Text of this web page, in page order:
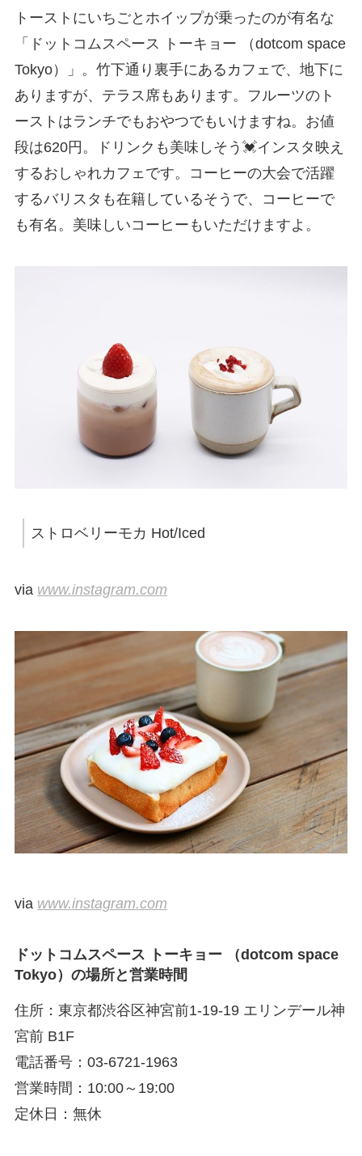
トーストにいちごとホイップが乗ったのが有名な
「ドットコムスペース トーキョー （dotcom space
Tokyo）」。竹下通り裏手にあるカフェで、地下に
ありますが、テラス席もあります。フルーツのト
ーストはランチでもおやつでもいけますね。お値
段は620円。ドリンクも美味しそう💓インスタ映え
するおしゃれカフェです。コーヒーの大会で活躍
するバリスタも在籍しているそうで、コーヒーで
も有名。美味しいコーヒーもいただけますよ。
ストロベリーモカ Hot/Iced
via www.instagram.com
via www.instagram.com
ドットコムスペース トーキョー （dotcom space
Tokyo）の場所と営業時間
住所：東京都渋谷区神宮前1-19-19 エリンデール神
宮前 B1F
電話番号：03-6721-1963
営業時間：10:00～19:00
定休日：無休